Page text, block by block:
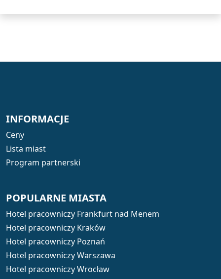
INFORMACJE
Ceny
Lista miast
Program partnerski
POPULARNE MIASTA
Hotel pracowniczy Frankfurt nad Menem
Hotel pracowniczy Kraków
Hotel pracowniczy Poznań
Hotel pracowniczy Warszawa
Hotel pracowniczy Wrocław